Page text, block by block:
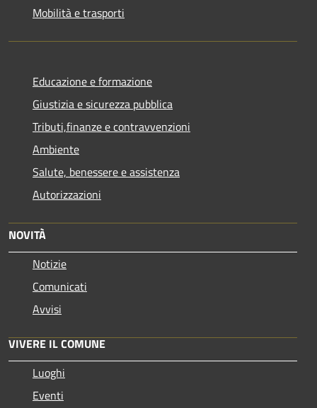
Mobilità e trasporti
Educazione e formazione
Giustizia e sicurezza pubblica
Tributi,finanze e contravvenzioni
Ambiente
Salute, benessere e assistenza
Autorizzazioni
NOVITÀ
Notizie
Comunicati
Avvisi
VIVERE IL COMUNE
Luoghi
Eventi